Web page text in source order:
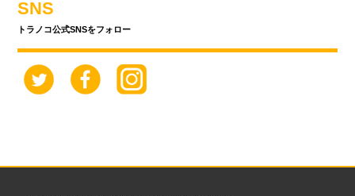
SNS
トラノコ公式SNSをフォロー